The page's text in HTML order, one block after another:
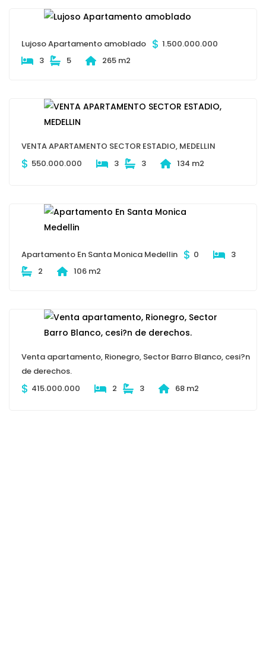
Lujoso Apartamento amoblado $ 1.500.000.000
3
5 265 m2
VENTA APARTAMENTO SECTOR ESTADIO, MEDELLIN
$ 550.000.000 3 3 134 m2
Apartamento En Santa Monica Medellin $ 0
3
2
106 m2
Venta apartamento, Rionegro, Sector Barro Blanco, cesi?n
de derechos.
$ 415.000.000 2 3 68 m2